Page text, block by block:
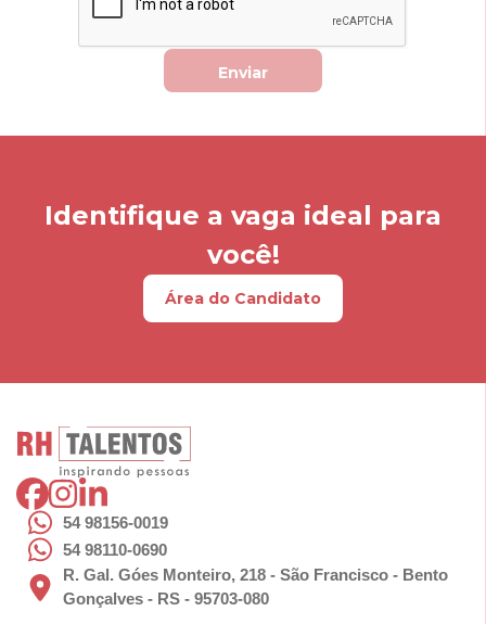
Enviar
Identifique a vaga ideal para
você!
Área do Candidato
54 98156-0019
54 98110-0690
R. Gal. Góes Monteiro, 218 - São Francisco - Bento
Gonçalves - RS - 95703-080